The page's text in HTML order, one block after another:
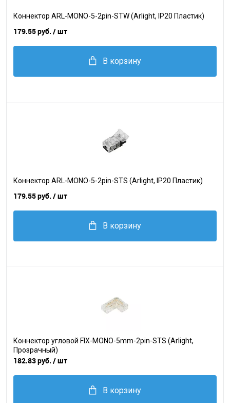
Коннектор ARL-MONO-5-2pin-STW (Arlight, IP20 Пластик)
179.55 руб. / шт
В корзину
Коннектор ARL-MONO-5-2pin-STS (Arlight, IP20 Пластик)
179.55 руб. / шт
В корзину
Коннектор угловой FIX-MONO-5mm-2pin-STS (Arlight,
Прозрачный)
182.83 руб. / шт
В корзину